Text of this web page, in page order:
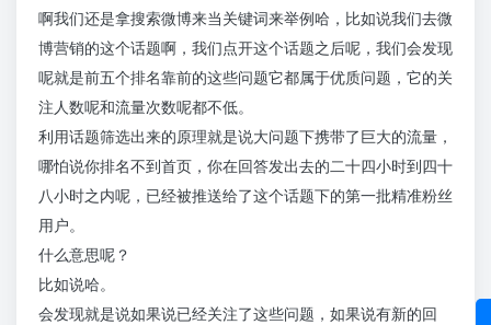
啊我们还是拿搜索微博来当关键词来举例哈，比如说我们去微
博营销的这个话题啊，我们点开这个话题之后呢，我们会发现
呢就是前五个排名靠前的这些问题它都属于优质问题，它的关
注人数呢和流量次数呢都不低。
利用话题筛选出来的原理就是说大问题下携带了巨大的流量，
哪怕说你排名不到首页，你在回答发出去的二十四小时到四十
八小时之内呢，已经被推送给了这个话题下的第一批精准粉丝
用户。
什么意思呢？
比如说哈。
会发现就是说如果说已经关注了这些问题，如果说有新的回